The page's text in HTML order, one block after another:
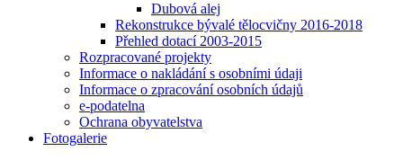
Dubová alej
Rekonstrukce bývalé tělocvičny 2016-2018
Přehled dotací 2003-2015
Rozpracované projekty
Informace o nakládání s osobními údaji
Informace o zpracování osobních údajů
e-podatelna
Ochrana obyvatelstva
Fotogalerie